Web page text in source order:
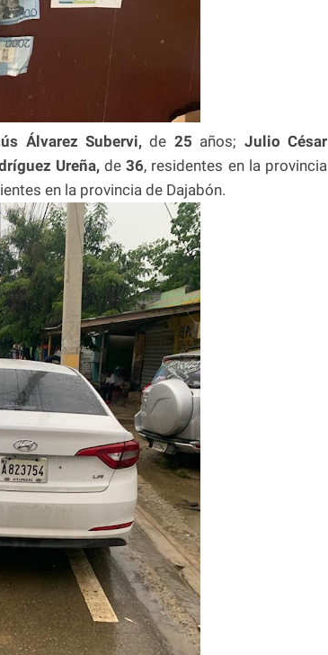
Álvarez Subervi,de 25 años; Julio César
Ureña, de36, residentes en la provincia
en la provincia de Dajabón.